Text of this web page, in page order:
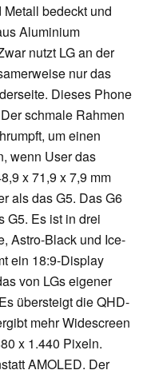
bedeckt und
Aluminium
nutzt LG an der
nur das
Dieses Phone
schmale Rahmen
um einen
wenn User das
x 71,9 x 7,9 mm
als das G5. Das G6
G5. Es ist in drei
Astro-Black und Ice-
ein 18:9-Display
von LGs eigener
übersteigt die QHD-
mehr Widescreen
x 1.440 Pixeln.
AMOLED. Der